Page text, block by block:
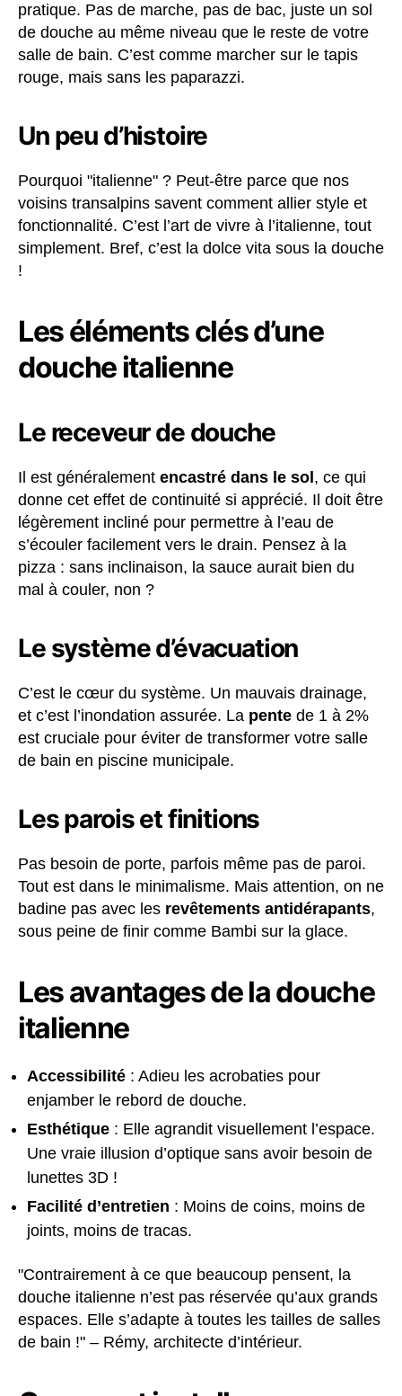
pratique. Pas de marche, pas de bac, juste un sol
de douche au même niveau que le reste de votre
salle de bain. C’est comme marcher sur le tapis
rouge, mais sans les paparazzi.
Un peu d’histoire
Pourquoi "italienne" ? Peut-être parce que nos
voisins transalpins savent comment allier style et
fonctionnalité. C’est l’art de vivre à l’italienne, tout
simplement. Bref, c’est la dolce vita sous la douche
!
Les éléments clés d’une
douche italienne
Le receveur de douche
Il est généralement encastré dans le sol , ce qui
donne cet effet de continuité si apprécié. Il doit être
légèrement incliné pour permettre à l’eau de
s’écouler facilement vers le drain. Pensez à la
pizza : sans inclinaison, la sauce aurait bien du
mal à couler, non ?
Le système d’évacuation
C’est le cœur du système. Un mauvais drainage,
et c’est l’inondation assurée. La pente de 1 à 2%
est cruciale pour éviter de transformer votre salle
de bain en piscine municipale.
Les parois et finitions
Pas besoin de porte, parfois même pas de paroi.
Tout est dans le minimalisme. Mais attention, on ne
badine pas avec les revêtements antidérapants,
sous peine de finir comme Bambi sur la glace.
Les avantages de la douche
italienne
Accessibilité : Adieu les acrobaties pour
enjamber le rebord de douche.
Esthétique : Elle agrandit visuellement l’espace.
Une vraie illusion d’optique sans avoir besoin de
lunettes 3D !
Facilité d’entretien : Moins de coins, moins de
joints, moins de tracas.
"Contrairement à ce que beaucoup pensent, la
douche italienne n’est pas réservée qu’aux grands
espaces. Elle s’adapte à toutes les tailles de salles
de bain !" – Rémy, architecte d’intérieur.